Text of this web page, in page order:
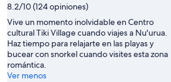
8.2/10 (124 opiniones)
Vive un momento inolvidable en Centro
cultural Tiki Village cuando viajes a Nu'urua.
Haz tiempo para relajarte en las playas y
bucear con snorkel cuando visites esta zona
romántica.
Ver menos